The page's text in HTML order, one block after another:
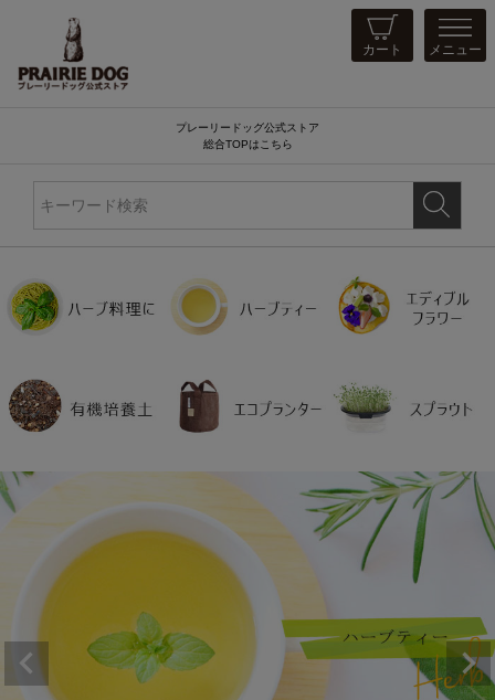
カート メニュー
プレーリードッグ公式ストア
総合TOPはこちら